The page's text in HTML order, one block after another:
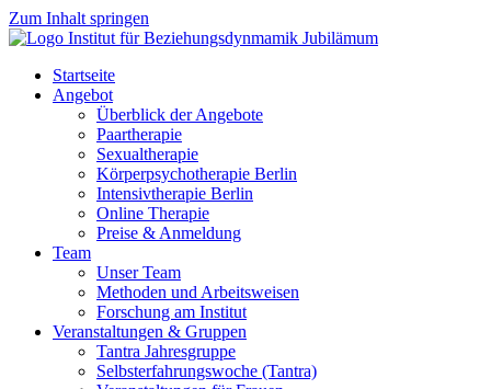
Zum Inhalt springen
Startseite
Angebot
Überblick der Angebote
Paartherapie
Sexualtherapie
Körperpsychotherapie Berlin
Intensivtherapie Berlin
Online Therapie
Preise & Anmeldung
Team
Unser Team
Methoden und Arbeitsweisen
Forschung am Institut
Veranstaltungen & Gruppen
Tantra Jahresgruppe
Selbsterfahrungswoche (Tantra)